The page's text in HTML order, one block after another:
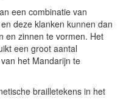
een combinatie van
deze klanken kunnen dan
en zinnen te vormen. Het
een groot aantal
het Mandarijn te
brailletekens in het